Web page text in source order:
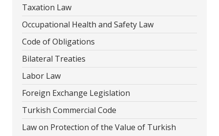
Taxation Law
Occupational Health and Safety Law
Code of Obligations
Bilateral Treaties
Labor Law
Foreign Exchange Legislation
Turkish Commercial Code
Law on Protection of the Value of Turkish